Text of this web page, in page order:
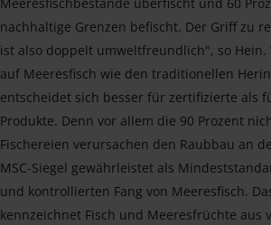
nachhaltige Grenzen befischt. Der Griff zu
ist also doppelt umweltfreundlich", so
auf Meeresfisch wie den traditionellen
entscheidet sich besser für zertifizierte als
Produkte. Denn vor allem die 90 Prozent
Fischereien verursachen den Raubbau an
MSC-Siegel gewährleistet als
und kontrollierten Fang von Meeresfisch.
kennzeichnet Fisch und Meeresfrüchte aus